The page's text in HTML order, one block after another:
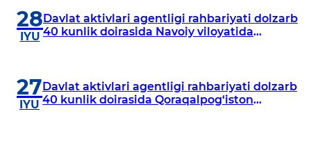
28
IYU
Davlat aktivlari agentligi rahbariyati dolzarb
40 kunlik doirasida Navoiy viloyatida
27
IYU
Davlat aktivlari agentligi rahbariyati dolzarb
40 kunlik doirasida Qoraqalpog‘iston